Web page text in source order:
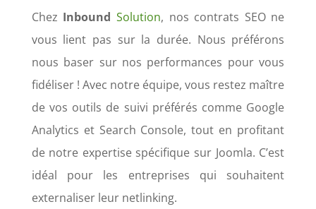
Chez Inbound Solution, nos contrats SEO ne
vous lient pas sur la durée. Nous préférons
nous baser sur nos performances pour vous
fidéliser ! Avec notre équipe, vous restez maître
de vos outils de suivi préférés comme Google
Analytics et Search Console, tout en profitant
de notre expertise spécifique sur Joomla. C’est
idéal pour les entreprises qui souhaitent
externaliser leur netlinking.